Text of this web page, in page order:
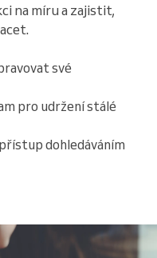
na míru a zajistit,
své
pro udržení stálé
dohledáváním